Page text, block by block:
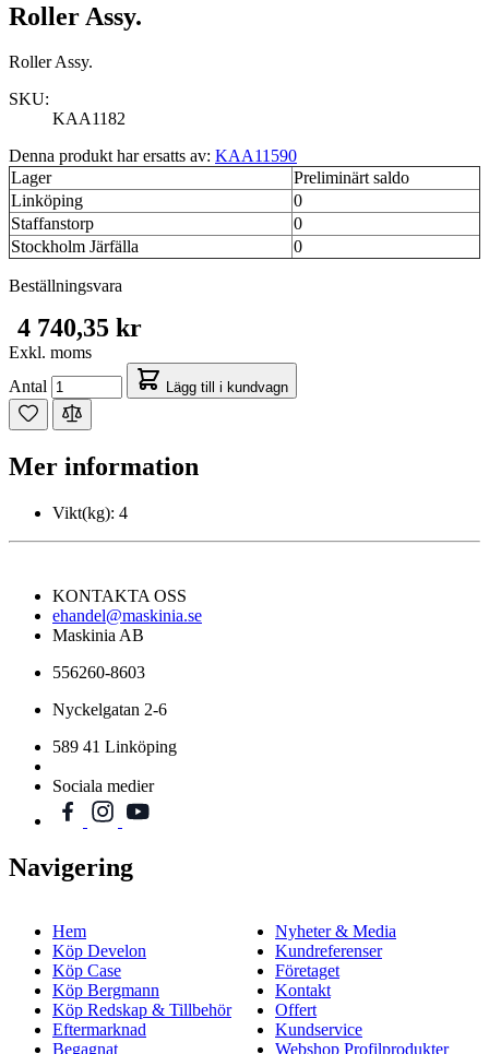
Roller Assy.
Roller Assy.
SKU:
KAA1182
Denna produkt har ersatts av: KAA11590
Lager
Preliminärt saldo
Linköping
0
Staffanstorp
0
Stockholm Järfälla
0
Beställningsvara
4 740,35 kr
Exkl. moms
Antal
Lägg till i kundvagn
Mer information
Vikt(kg): 4
KONTAKTA OSS
ehandel@maskinia.se
Maskinia AB
556260-8603
Nyckelgatan 2-6
589 41 Linköping
Sociala medier
Navigering
Hem
Köp Develon
Köp Case
Köp Bergmann
Köp Redskap & Tillbehör
Eftermarknad
Begagnat
Nyheter & Media
Kundreferenser
Företaget
Kontakt
Offert
Kundservice
Webshop Profilprodukter